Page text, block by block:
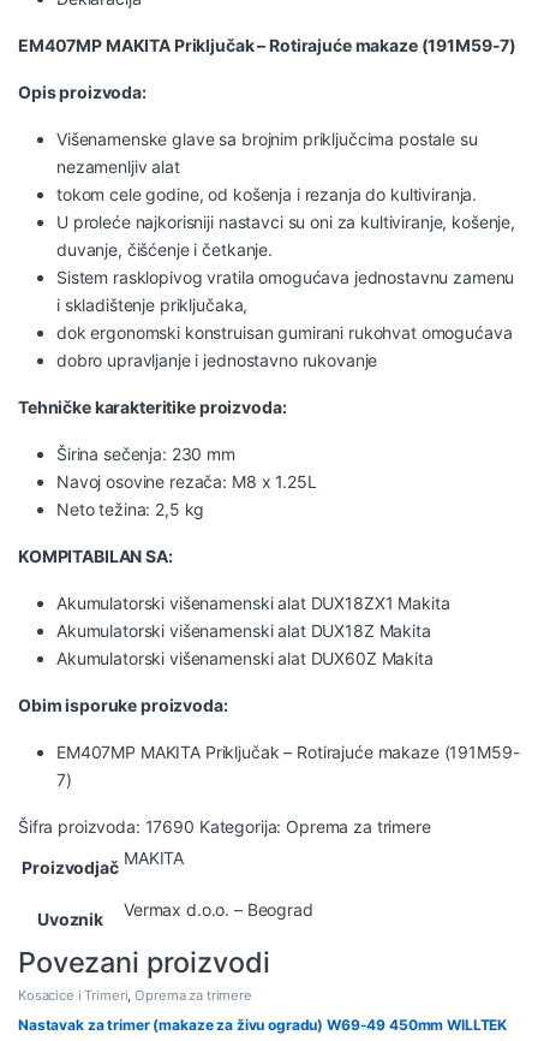
EM407MPMAKITA Priključak – Rotirajuće makaze (191M59-7)
Opis proizvoda:
Višenamenske glave sa brojnim priključcima postale su
nezamenljiv alat
tokom cele godine, od košenja i rezanja do kultiviranja.
U proleće najkorisniji nastavci su oni za kultiviranje, košenje,
duvanje, čišćenje i četkanje.
Sistem rasklopivog vratila omogućava jednostavnu zamenu
i skladištenje priključaka,
dok ergonomski konstruisan gumirani rukohvat omogućava
dobro upravljanje i jednostavno rukovanje
Tehničke karakteritike proizvoda:
Širina sečenja: 230 mm
Navoj osovine rezača: M8 x 1.25L
Neto težina: 2,5 kg
KOMPITABILAN SA:
Akumulatorski višenamenski alat DUX18ZX1 Makita
Akumulatorski višenamenski alat DUX18Z Makita
Akumulatorski višenamenski alat DUX60Z Makita
Obim isporuke proizvoda:
EM407MP MAKITA Priključak – Rotirajuće makaze (191M59-
7)
Šifra proizvoda: 17690 Kategorija: Oprema za trimere
Proizvodjač MAKITA
Uvoznik Vermax d.o.o. – Beograd
Povezani proizvodi
Kosacice i Trimeri,Oprema za trimere
Nastavak za trimer (makaze za živu ogradu) W69-49 450mm WILLTEK